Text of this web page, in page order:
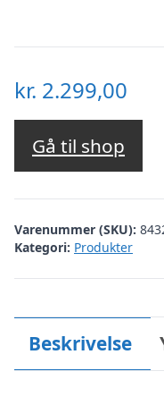
kr. 2.299,00
Gå til shop
Varenummer (SKU):
Kategori: Produkter
Beskrivelse